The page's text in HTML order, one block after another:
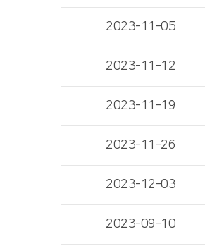
2023-11-05
2023-11-12
2023-11-19
2023-11-26
2023-12-03
2023-09-10